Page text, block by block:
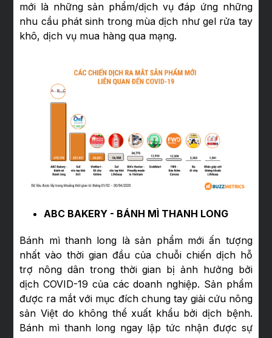
mới là những sản phẩm/dịch vụ đáp ứng những
nhu cầu phát sinh trong mùa dịch như gel rửa tay
khô, dịch vụ mua hàng qua mạng.
ABC BAKERY - BÁNH MÌ THANH LONG
Bánh mì thanh long là sản phẩm mới ấn tượng
nhất vào thời gian đầu của chuỗi chiến dịch hỗ
trợ nông dân trong thời gian bị ảnh hưởng bởi
dịch COVID-19 của các doanh nghiệp. Sản phẩm
được ra mắt với mục đích chung tay giải cứu nông
sản Việt do không thể xuất khẩu bởi dịch bệnh.
Bánh mì thanh long ngay lập tức nhận được sự